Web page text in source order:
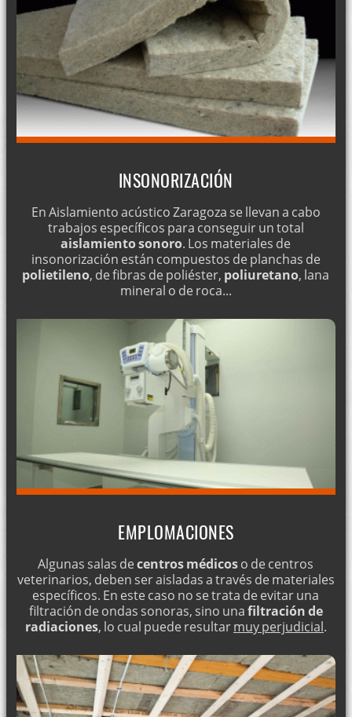
INSONORIZACIÓN
En Aislamiento acústico Zaragoza se llevan a cabo
trabajos específicos para conseguir un total
aislamiento sonoro. Los materiales de
insonorización están compuestos de planchas de
polietileno, de fibras de poliéster, poliuretano, lana
mineral o de roca...
EMPLOMACIONES
Algunas salas decentros médicoso de centros
veterinarios, deben ser aisladas a través de materiales
específicos. En este caso no se trata de evitar una
filtración de ondas sonoras, sino unafiltración de
radiaciones, lo cual puede resultarmuy perjudicial.